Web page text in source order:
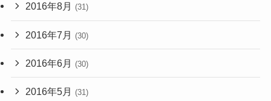
2016年8月 (31)
2016年7月 (30)
2016年6月 (30)
2016年5月 (31)